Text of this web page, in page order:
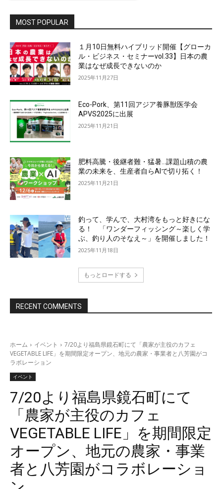
MOST POPULAR
１月10日無料ハイブリッド開催【グローカ
ル・ビジネス・セミナーvol.33】日本の農
業はなぜ成長できないのか
2025年11月27日
Eco-Pork、第11回アジア養豚獣医学会
APVS2025に出展
2025年11月21日
肥料高騰・後継者難・猛暑…課題山積の農
業の未来を、生産者自らAIで切り拓く！
2025年11月21日
釣って、学んで、大村湾をもっと好きにな
る！ 「ワンダーフィッシング～楽しく学
ぶ、釣り人のそなえ～」を開催しました！
2025年11月18日
もっとロードする
RECENT COMMENTS